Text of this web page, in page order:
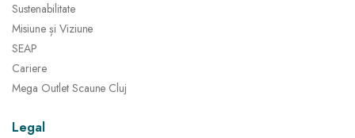
Sustenabilitate
Misiune și Viziune
SEAP
Cariere
Mega Outlet Scaune Cluj
Legal